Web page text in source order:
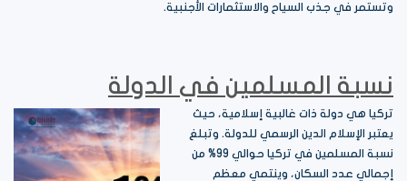
وتستمر في جذب السياح والاستثمارات الأجنبية.
نسبة المسلمين في الدولة
تركيا هي دولة ذات غالبية إسلامية، حيث
يعتبر الإسلام الدين الرسمي للدولة. وتبلغ
نسبة المسلمين في تركيا حوالي 99% من
إجمالي عدد السكان، وينتمي معظم